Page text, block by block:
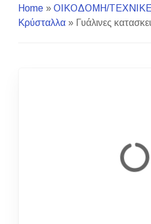
Home » ΟΙΚΟΔΟΜΗ/
Κρύσταλλα » Γυάλινες